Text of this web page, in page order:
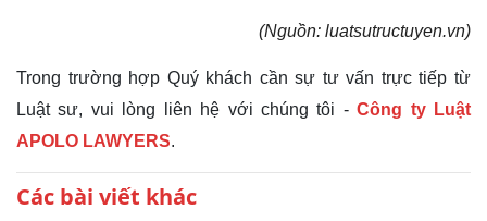
(Nguồn: luatsutructuyen.vn)
Trong trường hợp Quý khách cần sự tư vấn trực tiếp từ
Luật sư, vui lòng liên hệ với chúng tôi -Công ty Luật
APOLO LAWYERS.
Các bài viết khác